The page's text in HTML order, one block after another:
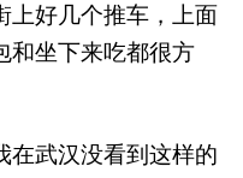
上好几个推车，上面
和坐下来吃都很方
在武汉没看到这样的